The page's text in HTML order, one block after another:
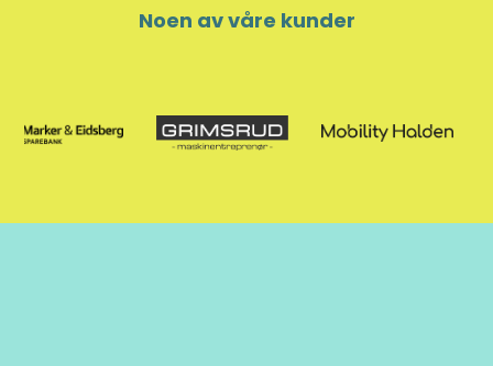
Noen av våre kunder